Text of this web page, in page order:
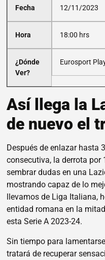
Fecha
Hora
¿Dónde
Ver?
12/11/2023
18:00 hrs
Eurosport
Así llega la
de nuevo el
Después de enlazar hasta
consecutiva, la derrota por
sembrar dudas en una
mostrando capaz de lo
llevamos de Liga Italiana,
entidad romana en la
esta Serie A 2023-24.
Sin tiempo para
tratará de recuperar